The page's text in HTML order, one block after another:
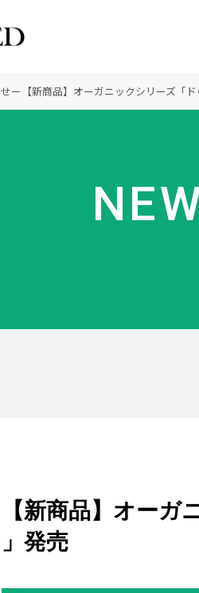
創業の想い
ディーラーの社会貢献活
オーガニックへのこだわり
ー 【新商品】オーガニックシリーズ「
【新商品】オー
」発売